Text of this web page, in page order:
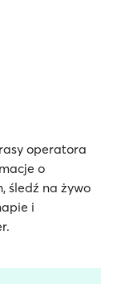
operatora
o
śledź na żywo
i